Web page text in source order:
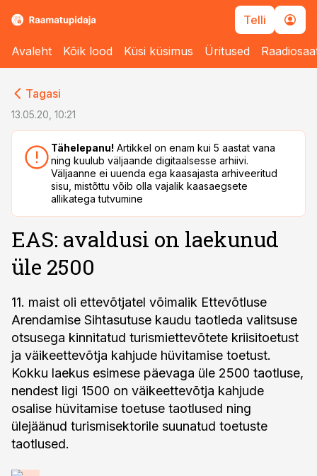
Telli
Avaleht Kõik lood Küsi küsimus Üritused
Tagasi
13.05.20, 10:21
Tähelepanu! Artikkel on enam kui 5 aastat vana
ning kuulub väljaande digitaalsesse arhiivi.
Väljaanne ei uuenda ega kaasajasta arhiveeritud
sisu, mistõttu võib olla vajalik kaasaegsete
allikatega tutvumine
EAS: avaldusi on laekunud
üle 2500
11. maist oli ettevõtjatel võimalik Ettevõtluse
Arendamise Sihtasutuse kaudu taotleda valitsuse
otsusega kinnitatud turismiettevõtete kriisitoetust
ja väikeettevõtja kahjude hüvitamise toetust.
Kokku laekus esimese päevaga üle 2500 taotluse,
nendest ligi 1500 on väikeettevõtja kahjude
osalise hüvitamise toetuse taotlused ning
ülejäänud turismisektorile suunatud toetuste
taotlused.